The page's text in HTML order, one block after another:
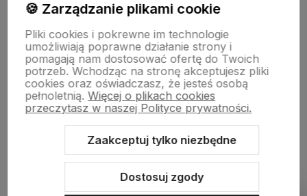
Sklep internetowy Shoper Premium
Szablon Shoper Modern 3.0™
🍪 Zarządzanie plikami cookie
Pliki cookies i pokrewne im technologie
umożliwiają poprawne działanie strony i
pomagają nam dostosować ofertę do Twoich
potrzeb. Wchodząc na stronę akceptujesz pliki
cookies oraz oświadczasz, że jesteś osobą
pełnoletnią. Więcej o plikach cookies
przeczytasz w naszej Polityce prywatności.
Zaakceptuj tylko niezbędne
Dostosuj zgody